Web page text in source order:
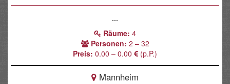
...
Räume: 4
Personen: 2 – 32
Preis: 0.00 – 0.00 (p.P.)
Mannheim